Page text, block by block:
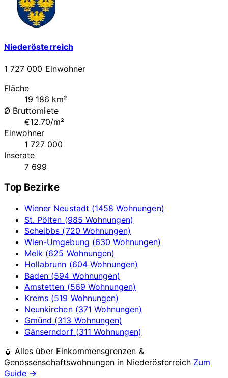
Niederösterreich
1 727 000 Einwohner
Fläche
19 186 km²
Ø Bruttomiete
€12.70/m²
Einwohner
1 727 000
Inserate
7 699
Top Bezirke
Wiener Neustadt (1458 Wohnungen)
St. Pölten (985 Wohnungen)
Scheibbs (720 Wohnungen)
Wien-Umgebung (630 Wohnungen)
Melk (625 Wohnungen)
Hollabrunn (604 Wohnungen)
Baden (594 Wohnungen)
Amstetten (569 Wohnungen)
Krems (519 Wohnungen)
Neunkirchen (371 Wohnungen)
Gmünd (313 Wohnungen)
Gänserndorf (311 Wohnungen)
📖 Alles über Einkommensgrenzen &
Genossenschaftswohnungen in Niederösterreich Zum
Guide →